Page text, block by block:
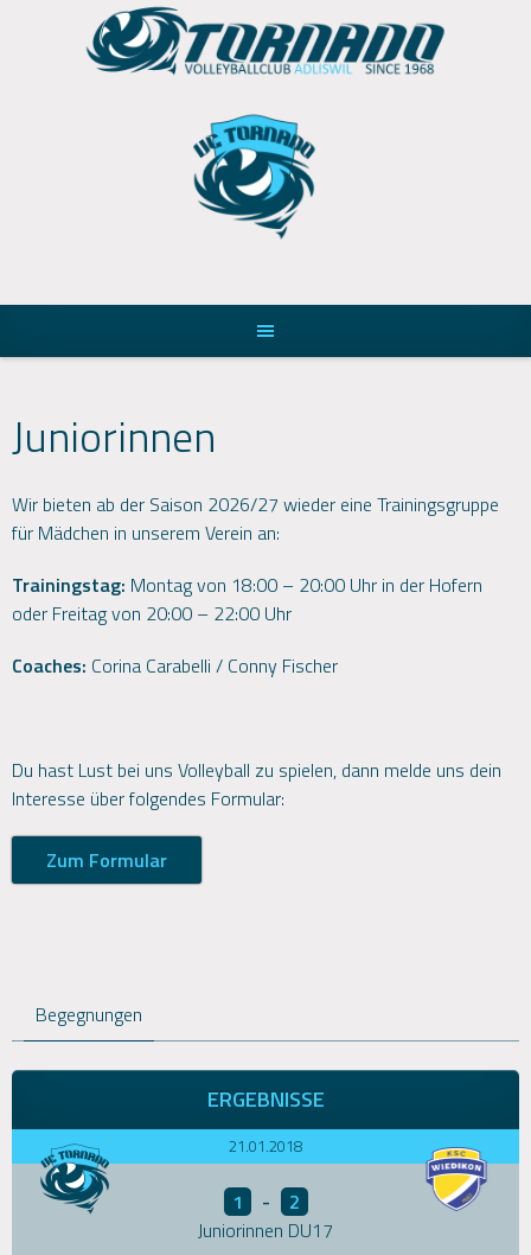
Juniorinnen
Wir bieten ab der Saison 2026/27 wieder eine Trainingsgruppe
für Mädchen in unserem Verein an:
Trainingstag: Montag von 18:00 – 20:00 Uhr in der Hofern
oder Freitag von 20:00 – 22:00 Uhr
Coaches: Corina Carabelli / Conny Fischer
Du hast Lust bei uns Volleyball zu spielen, dann melde uns dein
Interesse über folgendes Formular:
Zum Formular
Begegnungen
ERGEBNISSE
21.01.2018
1 -
2
Juniorinnen DU17